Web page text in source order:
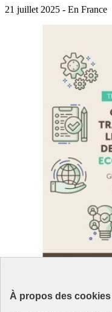
À propos des cookies
21 juillet 2025 - En France